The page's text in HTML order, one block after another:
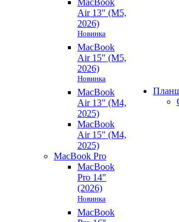
Air 13" (M5,
2026)
Новинка
MacBook
Air 15" (M5,
2026)
Новинка
MacBook
Air 13" (M4,
2025)
MacBook
Air 15" (M4,
2025)
MacBook Pro
MacBook
Pro 14"
(2026)
Новинка
MacBook